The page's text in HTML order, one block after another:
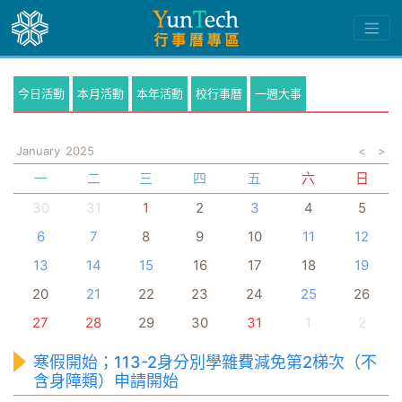
今日活動 本月活動 本年活動 校行事曆 一週大事
January 2025 < >
一 二 三 四 五 六
日
30
31 1 2 3 4
5
6
7 8 9 10 11
12
13
14 15 16 17 18
19
20
21 22 23 24 25
26
27
28 29 30 31 1 2
寒假開始；113-2身分別學雜費減免第2梯次（不
含身障類）申請開始